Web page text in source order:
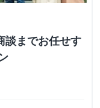
談までお任せす